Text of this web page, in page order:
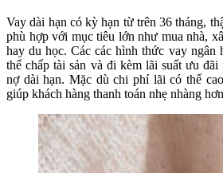
Vay dài hạn có kỳ hạn từ trên 36 tháng,
phù hợp với mục tiêu lớn như mua nhà,
hay du học. Các các hình thức vay ngân
thế chấp tài sản và đi kèm lãi suất ưu đãi
nợ dài hạn. Mặc dù chi phí lãi có thể
giúp khách hàng thanh toán nhẹ nhàng